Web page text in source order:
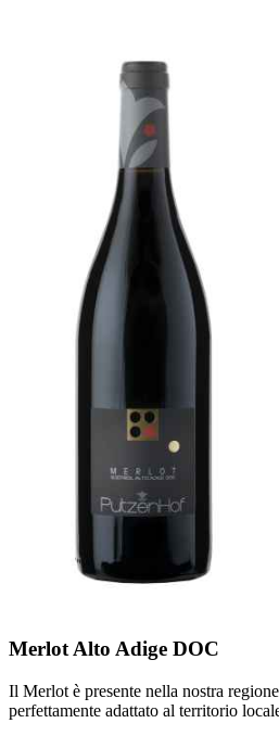
Merlot Alto Adige DOC
Il Merlot è presente nella nostra
perfettamente adattato al territorio